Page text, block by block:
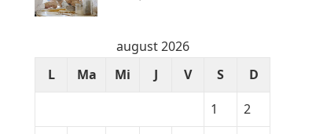
august 2026
L
Ma Mi J V S
D
1
2